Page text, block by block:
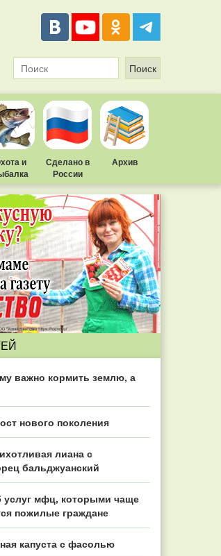
и
Сделано в
России
Архив
важно кормить землю, а
нового поколения
лиана с
бальджуанский
услуг мфц, которыми чаще
пожилые граждане
капуста с фасолью